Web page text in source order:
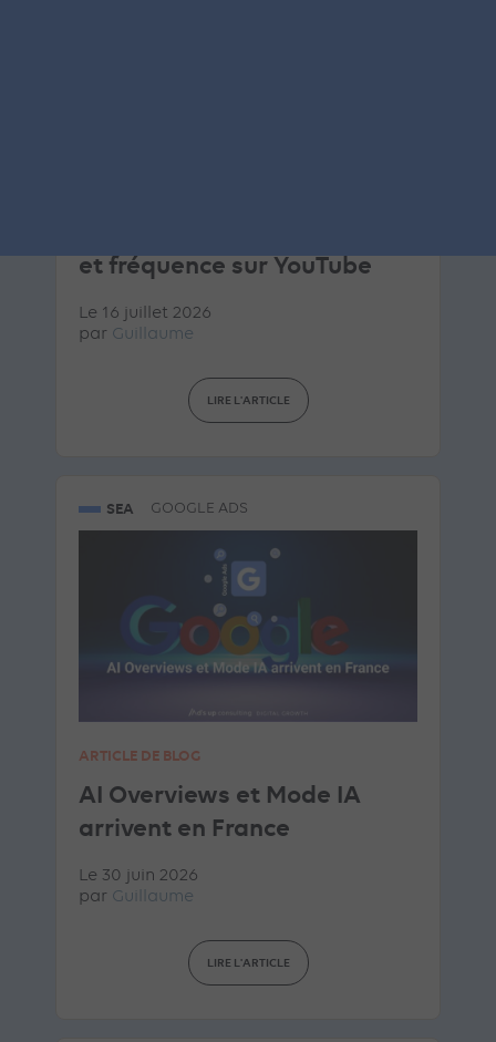
et fréquence sur YouTube
Le 16 juillet 2026
par Guillaume
LIRE L'ARTICLE
SEA GOOGLE ADS
ARTICLE DE BLOG
AI Overviews et Mode IA
arrivent en France
Le 30 juin 2026
par Guillaume
LIRE L'ARTICLE